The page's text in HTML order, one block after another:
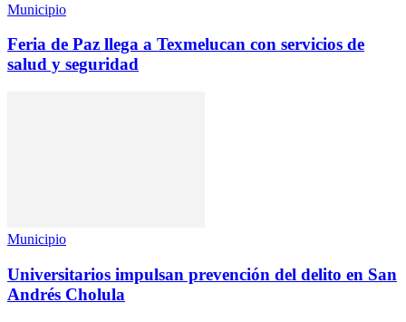
Municipio
Feria de Paz llega a Texmelucan con servicios de
salud y seguridad
Municipio
Universitarios impulsan prevención del delito en San
Andrés Cholula